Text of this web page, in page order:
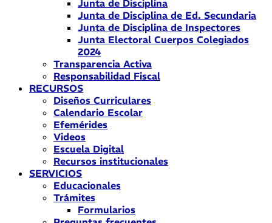
Junta de Disciplina
Junta de Disciplina de Ed. Secundaria
Junta de Disciplina de Inspectores
Junta Electoral Cuerpos Colegiados
2024
Transparencia Activa
Responsabilidad Fiscal
RECURSOS
Diseños Curriculares
Calendario Escolar
Efemérides
Videos
Escuela Digital
Recursos institucionales
SERVICIOS
Educacionales
Trámites
Formularios